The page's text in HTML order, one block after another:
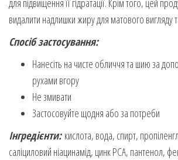
для підвищення її гідратації. Крім того, цей
видалити надлишки жиру для матового вигляду
Спосіб застосування:
Нанесіть на чисте обличчя та шию за
рухами вгору
Не змивати
Застосовуйте щодня або за потреби
Інгредієнти:кислота, вода, спирт,
саліциловий ніацинамід, цинк PCA, пантенол,